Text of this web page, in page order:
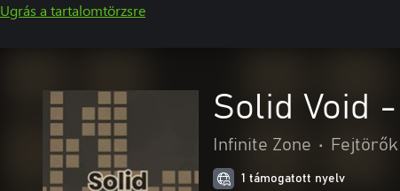
Ugrás a tartalomtörzsre
Solid Void
Infinite Zone •
1 támogatott nyelv